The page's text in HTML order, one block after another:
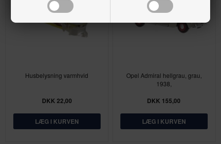
Husbelysning varmhvid
DKK 22,00
Opel Admiral hellgrau, grau,
1938,
DKK 155,00